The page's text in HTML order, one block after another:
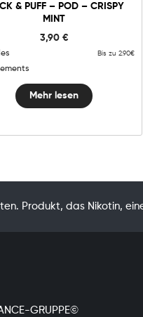
& PUFF – POD – CRISPY
MINT
3,90 €
Bis zu 2.90€
Mehr lesen
Produkt, das Nikotin,
GRUPPE©